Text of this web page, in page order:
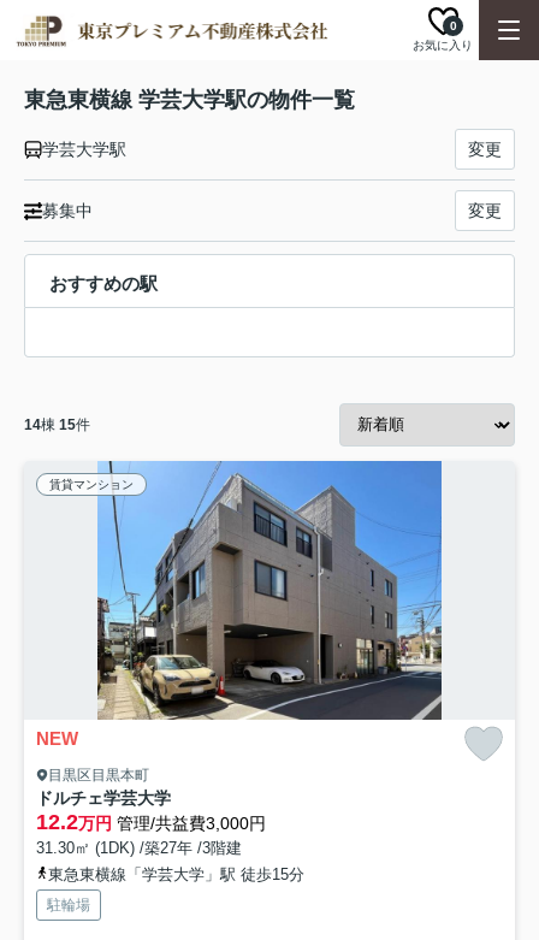
お気に入り
0
東急東横線 学芸大学駅の物件一覧
学芸大学駅 変更
募集中 変更
おすすめの駅
14棟 15件
賃貸マンション
NEW
目黒区目黒本町
ドルチェ学芸大学
12.2万円 管理/共益費3,000円
31.30㎡ (1DK) /築27年 /3階建
東急東横線「学芸大学」駅 徒歩15分
駐輪場